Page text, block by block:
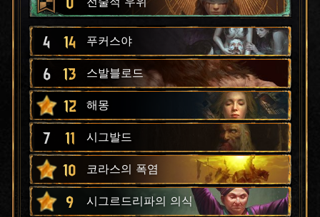
전술적 우위
4 14 푸커스야
6 13 스발블로드
12 해몽
7 11 시그발드
10 코라스의 폭염
9 시그르드리파의 의식